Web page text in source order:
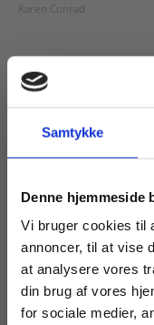
Samtykke
Denne hjemmeside
Vi bruger cookies til
annoncer, til at vise
at analysere vores
din brug af vores
for sociale medier,
Karen Conrad
Fra
Køb
For